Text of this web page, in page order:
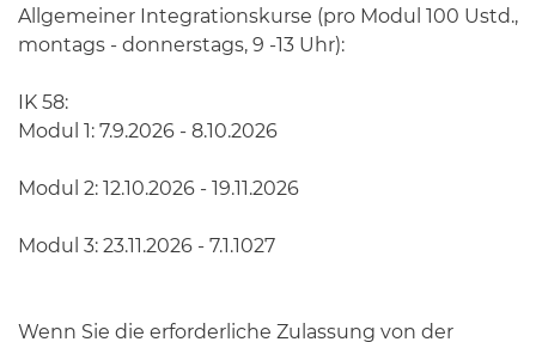
Allgemeiner Integrationskurse (pro Modul 100 Ustd.,
montags - donnerstags, 9 -13 Uhr):
IK 58:
Modul 1: 7.9.2026 - 8.10.2026
Modul 2: 12.10.2026 - 19.11.2026
Modul 3: 23.11.2026 - 7.1.1027
Wenn Sie die erforderliche Zulassung von der